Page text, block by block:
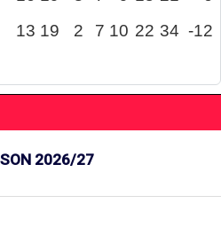
13 19 2 7 10 22 34 -12
2026/27